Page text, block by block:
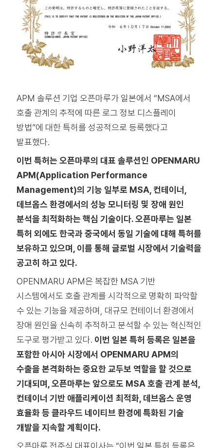
APM 솔루션 기업 오픈마루가 일본에서 “MSA에서
호출 관계의 추적에 따른 로그 정보 디스플레이
방법”에 대한 특허를 성공적으로 등록했다고
발표했다.
이번 특허는 오픈마루의 대표 솔루션인 OPENMARU
APM(Application Performance
Management)의 기능 일부로 MSA, 컨테이너,
데브옵스 환경에서의 성능 모니터링 및 장애 원인
분석을 최적화하는 핵심 기술이다. 오픈마루는 일본
특허 외에도 한국과 중국에서 동일 기술에 대해 특허를
보유하고 있으며, 이를 통해 글로벌 시장에서 기술력을
공고히 하고 있다.
OPENMARU APM은 복잡한 MSA 기반
시스템에서도 호출 관계를 시각적으로 명확히 파악할
수 있는 기능을 제공하며, 대규모 컨테이너 환경에서
장애 원인을 신속히 추적하고 분석할 수 있는 혁신적인
도구로 평가받고 있다. 이번 일본 특허 등록은 일본을
포함한 아시아 시장에서 OPENMARU APM의
수출을 본격화하는 중요한 교두보 역할을 할 것으로
기대되며, 오픈마루는 앞으로도 MSA 호출 관계 분석,
컨테이너 기반 애플리케이션 최적화, 데브옵스 운영
효율화 등 클라우드 네이티브 환경에 특화된 기술
개발을 지속할 계획이다.
오픈마루 전준식 대표이사는 “이번 일본 특허 등록은